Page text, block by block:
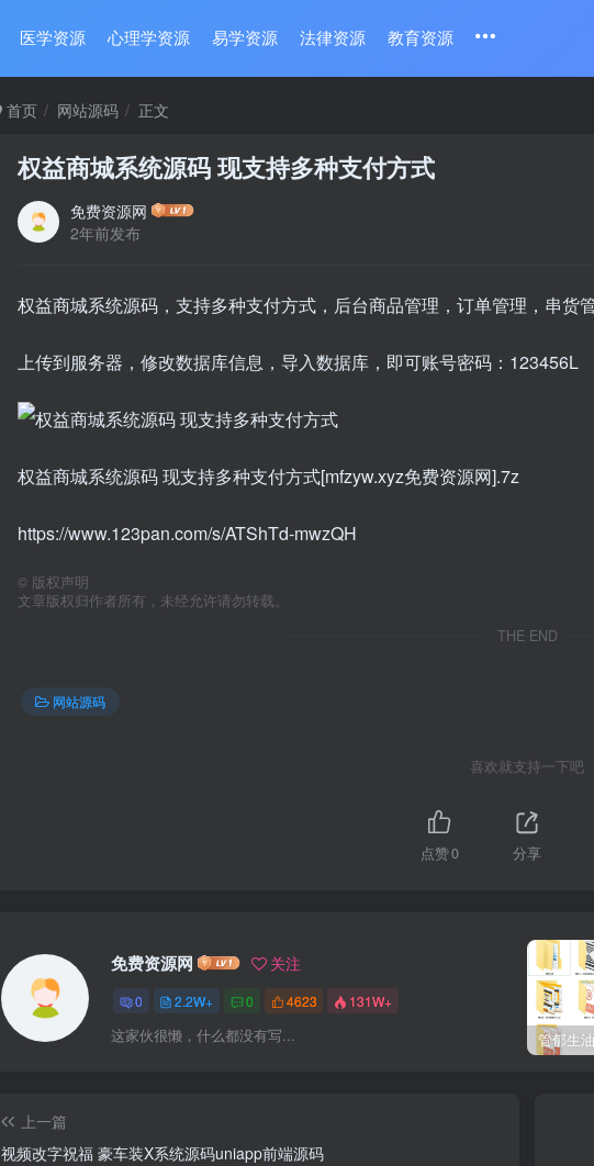
医学资源 心理学资源 易学资源 法律资源 教育资源
首页 网站源码 正文
权益商城系统源码 现支持多种支付方式
免费资源网
2年前发布
权益商城系统源码，支持多种支付方式，后台商品管理，订单管理，串货
上传到服务器，修改数据库信息，导入数据库，即可账号密码：123456L
权益商城系统源码 现支持多种支付方式[mfzyw.xyz免费资源网].7z
https://www.123pan.com/s/ATShTd-mwzQH
© 版权声明
文章版权归作者所有，未经允许请勿转载。
THE END
网站源码
喜欢就支持一下吧
点赞0 分享
免费资源网 关注
0 2.2W+ 0 4623 131W+
这家伙很懒，什么都没有写...
上一篇
视频改字祝福 豪车装X系统源码uniapp前端源码